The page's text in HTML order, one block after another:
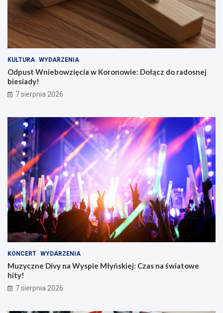
KULTURA WYDARZENIA
Odpust Wniebowzięcia w Koronowie: Dołącz do radosnej
biesiady!
7 sierpnia 2026
KONCERT WYDARZENIA
Muzyczne Divy na Wyspie Młyńskiej: Czas na światowe
hity!
7 sierpnia 2026